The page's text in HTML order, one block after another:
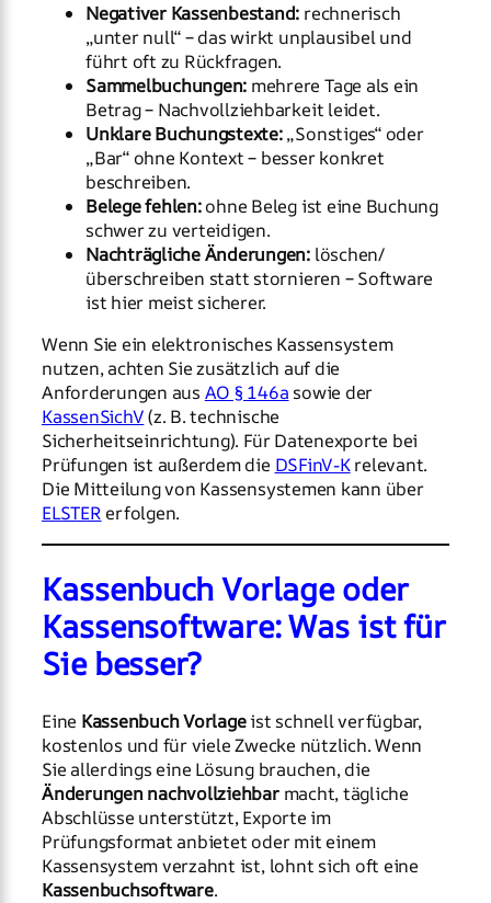
Negativer Kassenbestand: rechnerisch
„unter null“ – das wirkt unplausibel und
führt oft zu Rückfragen.
Sammelbuchungen: mehrere Tage als ein
Betrag – Nachvollziehbarkeit leidet.
Unklare Buchungstexte:„Sonstiges“ oder
„Bar“ ohne Kontext – besser konkret
beschreiben.
Belege fehlen:ohne Beleg ist eine Buchung
schwer zu verteidigen.
Nachträgliche Änderungen: löschen/
überschreiben statt stornieren – Software
ist hier meist sicherer.
Wenn Sie ein elektronisches Kassensystem
nutzen, achten Sie zusätzlich auf die
Anforderungen aus AO § 146a sowie der
KassenSichV(z. B. technische
Sicherheitseinrichtung). Für Datenexporte bei
Prüfungen ist außerdem die DSFinV-Krelevant.
Die Mitteilung von Kassensystemen kann über
ELSTER erfolgen.
Kassenbuch Vorlage oder
Kassensoftware: Was ist für
Sie besser?
Eine Kassenbuch Vorlageist schnell verfügbar,
kostenlos und für viele Zwecke nützlich. Wenn
Sie allerdings eine Lösung brauchen, die
Änderungen nachvollziehbarmacht, tägliche
Abschlüsse unterstützt, Exporte im
Prüfungsformat anbietet oder mit einem
Kassensystem verzahnt ist, lohnt sich oft eine
Kassenbuchsoftware.